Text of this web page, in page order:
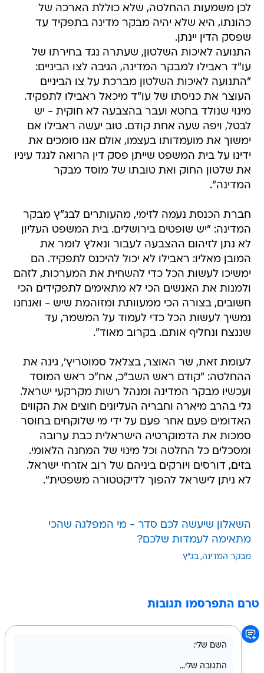
לכן משמעות ההחלטה, שלא כוללת הארכה של
כהונתו, היא שלא יהיה מבקר מדינה בתפקיד עד
שפסק הדין יינתן.
התנועה לאיכות השלטון, שעתרה נגד בחירתו של
עו"ד ראבילו למבקר המדינה, הגיבה לצו הביניים:
"התנועה לאיכות השלטון מברכת על צו הביניים
העוצר את כניסתו של עו"ד מיכאל ראבילו לתפקיד.
מינוי שנולד בחטא ועבר בהצבעה לא חוקית - יש
לבטל, ויפה שעה אחת קודם. טוב יעשה ראבילו אם
ימשוך את מועמדותו בעצמו, אולם אנו סומכים את
ידינו על בית המשפט שייתן פסק דין הרואה לנגד עיניו
את שלטון החוק ואת טובתו של מוסד מבקר
המדינה".
חברת הכנסת נעמה לזימי, מהעותרים לבג"ץ מבקר
המדינה: "יש שופטים בירושלים. בית המשפט העליון
לא נתן לזיהום ההצבעה לעבור ונאלץ לומר את
המובן מאליו: ראבילו לא יכול להיכנס לתפקיד. הם
ימשיכו לעשות הכל כדי להשחית את המערכות, לזהם
ולמנות את האנשים הכי לא מתאימים לתפקידים הכי
חשובים, בצורה הכי ממעוותת ומזוהמת שיש - ואנחנו
נמשיך לעשות הכל כדי לעמוד על המשמר, עד
שננצח ונחליף אותם. בקרוב מאוד".
לעומת זאת, שר האוצר, בצלאל סמוטריץ', גינה את
ההחלטה: "קודם ראש השב"כ, אח"כ ראש המוסד
ועכשיו מבקר המדינה ומנהל רשות מקרקעי ישראל.
גלי בהרב מיארה וחבריה העליונים חוצים את הקווים
האדומים פעם אחר פעם על ידי מי שלוקחים בחוסר
סמכות את הדמוקרטיה הישראלית כבת ערובה
ומסכלים כל החלטה וכל מינוי של המחנה הלאומי.
בזים, דורסים ויורקים ביניהם של רוב אזרחי ישראל.
לא ניתן לישראל להפוך לדיקטטורה משפטית".
השאלון שיעשה לכם סדר - מי המפלגה שהכי
מתאימה לעמדות שלכם?
מבקר המדינה בג"ץ
טרם התפרסמו תגובות